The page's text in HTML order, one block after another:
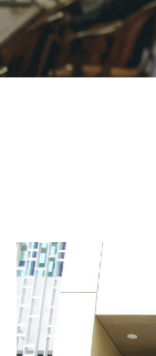
الشئون الأكاديمية
البحث العلمي
الأنظمة الذكية
الإعلام